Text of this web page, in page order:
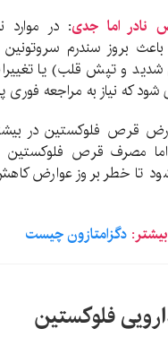
نادر اما جدی: در
باعث بروز سندرم
شدید و تپش قلب) یا
که نیاز به مراجعه فوری
قرص فلوکستین در
مصرف قرص فلوکستین
تا خطر بروز عوارض کاهش
دگزامتازون چیست
فلوکستین